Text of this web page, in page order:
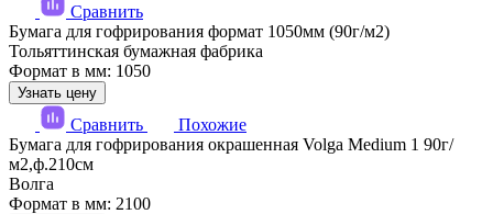
Сравнить
Бумага для гофрирования формат 1050мм (90г/м2)
Тольяттинская бумажная фабрика
Формат в мм: 1050
Узнать цену
Сравнить
Похожие
Бумага для гофрирования окрашенная Volga Medium 1 90г/
м2,ф.210см
Волга
Формат в мм: 2100